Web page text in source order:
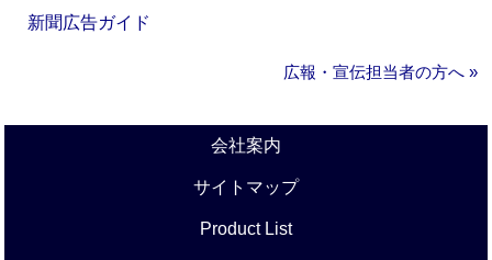
新聞広告ガイド
広報・宣伝担当者の方へ »
会社案内
サイトマップ
Product List